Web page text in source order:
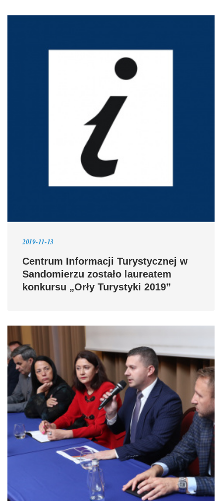
2019-11-13
Centrum Informacji Turystycznej w
Sandomierzu zostało laureatem
konkursu „Orły Turystyki 2019”